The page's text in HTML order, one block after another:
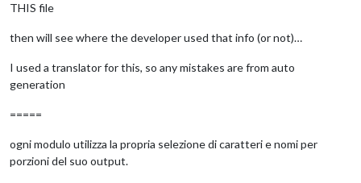
THIS file
then will see where the developer used that info (or not)…
I used a translator for this, so any mistakes are from auto
generation
=====
ogni modulo utilizza la propria selezione di caratteri e nomi per
porzioni del suo output.